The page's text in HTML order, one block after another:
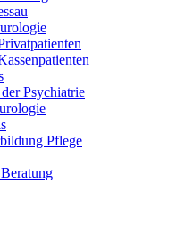
Psychiatrie
Pflege